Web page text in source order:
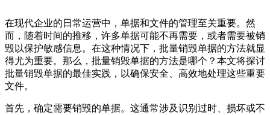
在现代企业的日常运营中，单据和文件的管理至关重要。然
而，随着时间的推移，许多单据可能不再需要，或者需要被销
毁以保护敏感信息。在这种情况下，批量销毁单据的方法就显
得尤为重要。那么，批量销毁单据的方法是哪个？本文将探讨
批量销毁单据的最佳实践，以确保安全、高效地处理这些重要
文件。
首先，确定需要销毁的单据。这通常涉及识别过时、损坏或不